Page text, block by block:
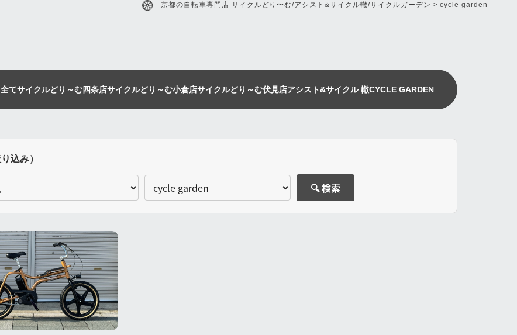
京都の自転車専門店 サイクルどり〜む/アシスト&サイクル轍/サイクルガーデン >cycle garden
全てサイクルどり～む四条店サイクルどり～む小倉店サイクルどり～む伏見店アシスト&サイクル 轍CYCLE GARDEN